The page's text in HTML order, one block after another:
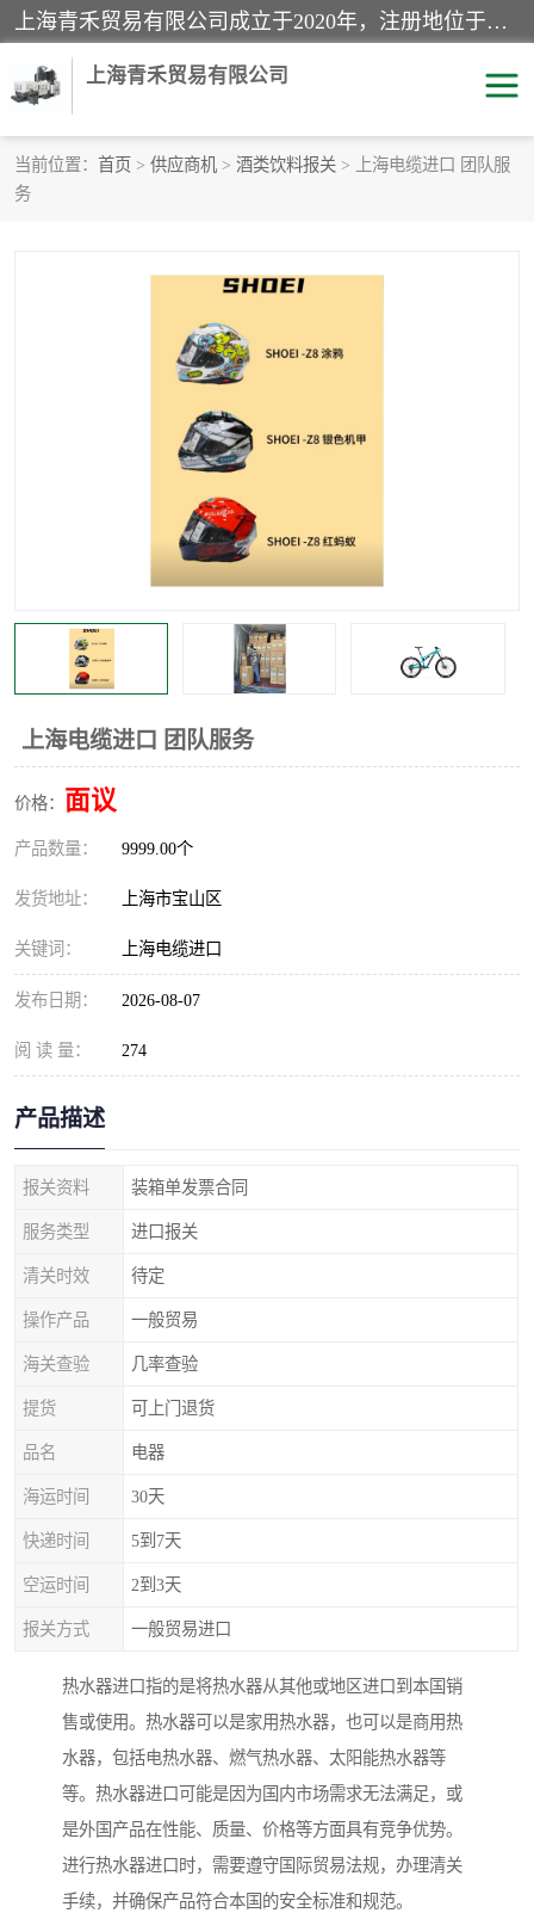
上海青禾贸易有限公司成立于2020年，注册地位于上海市宝山区。经营范围包括：机械设备、五金制品、劳防用品、电子产品、塑胶制品、家具、模具、纺织品、仪器仪表、建筑材料、装饰材料、化工产品、金属制品、机车配件等货物进出口报关、清关服务。
上海青禾贸易有限公司
当前位置： 首页 > 供应商机 > 酒类饮料报关 > 上海电缆进口 团队服
务
上海电缆进口 团队服务
价格： 面议
产品数量： 9999.00个
发货地址： 上海市宝山区
关键词： 上海电缆进口
发布日期： 2026-08-07
阅 读 量： 274
产品描述
报关资料 装箱单发票合同
服务类型 进口报关
清关时效 待定
操作产品 一般贸易
海关查验 几率查验
提货 可上门退货
品名 电器
海运时间 30天
快递时间 5到7天
空运时间 2到3天
报关方式 一般贸易进口
热水器进口指的是将热水器从其他或地区进口到本国销
售或使用。热水器可以是家用热水器，也可以是商用热
水器，包括电热水器、燃气热水器、太阳能热水器等
等。热水器进口可能是因为国内市场需求无法满足，或
是外国产品在性能、质量、价格等方面具有竞争优势。
进行热水器进口时，需要遵守国际贸易法规，办理清关
手续，并确保产品符合本国的安全标准和规范。